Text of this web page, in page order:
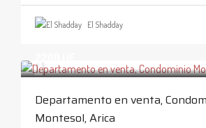
El Shadday
Departamento en venta,
Montesol, Arica